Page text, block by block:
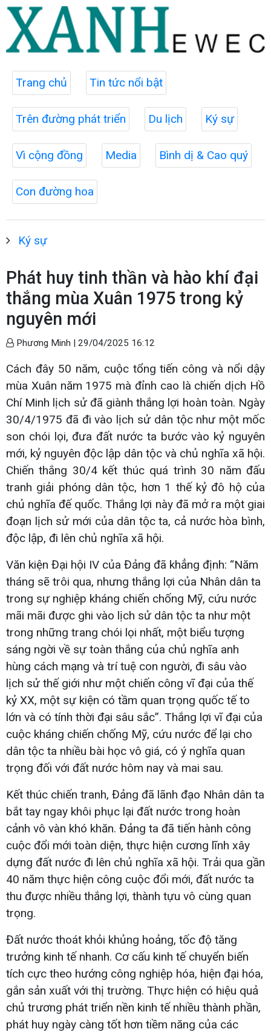
Trang chủ Tin tức nổi bật
Trên đường phát triển Du lịch Ký sự
Vì cộng đồng Media Bình dị & Cao quý
Con đường hoa
Ký sự
Phát huy tinh thần và hào khí đại
thắng mùa Xuân 1975 trong kỷ
nguyên mới
Phương Minh | 29/04/2025 16:12
Cách đây 50 năm, cuộc tổng tiến công và nổi dậy
mùa Xuân năm 1975 mà đỉnh cao là chiến dịch Hồ
Chí Minh lịch sử đã giành thắng lợi hoàn toàn. Ngày
30/4/1975 đã đi vào lịch sử dân tộc như một mốc
son chói lọi, đưa đất nước ta bước vào kỷ nguyên
mới, kỷ nguyên độc lập dân tộc và chủ nghĩa xã hội.
Chiến thắng 30/4 kết thúc quá trình 30 năm đấu
tranh giải phóng dân tộc, hơn 1 thế kỷ đô hộ của
chủ nghĩa đế quốc. Thắng lợi này đã mở ra một giai
đoạn lịch sử mới của dân tộc ta, cả nước hòa bình,
độc lập, đi lên chủ nghĩa xã hội.
Văn kiện Đại hội IV của Đảng đã khẳng định: “Năm
tháng sẽ trôi qua, nhưng thắng lợi của Nhân dân ta
trong sự nghiệp kháng chiến chống Mỹ, cứu nước
mãi mãi được ghi vào lịch sử dân tộc ta như một
trong những trang chói lọi nhất, một biểu tượng
sáng ngời về sự toàn thắng của chủ nghĩa anh
hùng cách mạng và trí tuệ con người, đi sâu vào
lịch sử thế giới như một chiến công vĩ đại của thế
kỷ XX, một sự kiện có tầm quan trọng quốc tế to
lớn và có tính thời đại sâu sắc”. Thắng lợi vĩ đại của
cuộc kháng chiến chống Mỹ, cứu nước để lại cho
dân tộc ta nhiều bài học vô giá, có ý nghĩa quan
trọng đối với đất nước hôm nay và mai sau.
Kết thúc chiến tranh, Đảng đã lãnh đạo Nhân dân ta
bắt tay ngay khôi phục lại đất nước trong hoàn
cảnh vô vàn khó khăn. Đảng ta đã tiến hành công
cuộc đổi mới toàn diện, thực hiện cương lĩnh xây
dựng đất nước đi lên chủ nghĩa xã hội. Trải qua gần
40 năm thực hiện công cuộc đổi mới, đất nước ta
thu được nhiều thắng lợi, thành tựu vô cùng quan
trọng.
Đất nước thoát khỏi khủng hoảng, tốc độ tăng
trưởng kinh tế nhanh. Cơ cấu kinh tế chuyển biến
tích cực theo hướng công nghiệp hóa, hiện đại hóa,
gắn sản xuất với thị trường. Thực hiện có hiệu quả
chủ trương phát triển nền kinh tế nhiều thành phần,
phát huy ngày càng tốt hơn tiềm năng của các